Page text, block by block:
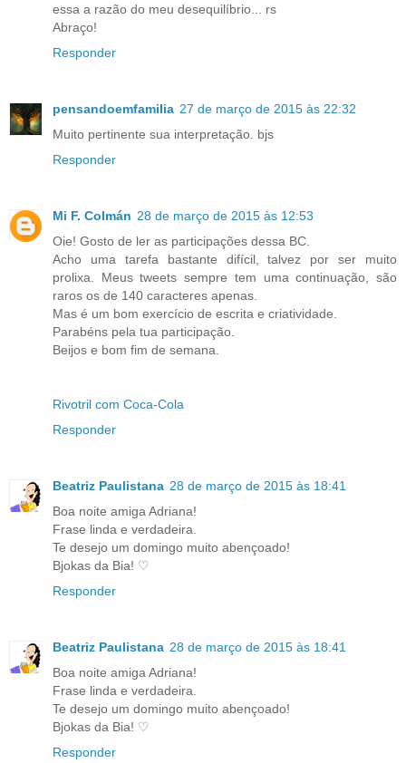
essa a razão do meu desequilíbrio... rs
Abraço!
Responder
pensandoemfamilia 27 de março de 2015 às 22:32
Muito pertinente sua interpretação. bjs
Responder
Mi F. Colmán 28 de março de 2015 às 12:53
Oie! Gosto de ler as participações dessa BC.
Acho uma tarefa bastante difícil, talvez por ser muito
prolixa. Meus tweets sempre tem uma continuação, são
raros os de 140 caracteres apenas.
Mas é um bom exercício de escrita e criatividade.
Parabéns pela tua participação.
Beijos e bom fim de semana.
Rivotril com Coca-Cola
Responder
Beatriz Paulistana 28 de março de 2015 às 18:41
Boa noite amiga Adriana!
Frase linda e verdadeira.
Te desejo um domingo muito abençoado!
Bjokas da Bia! ♡
Responder
Beatriz Paulistana 28 de março de 2015 às 18:41
Boa noite amiga Adriana!
Frase linda e verdadeira.
Te desejo um domingo muito abençoado!
Bjokas da Bia! ♡
Responder